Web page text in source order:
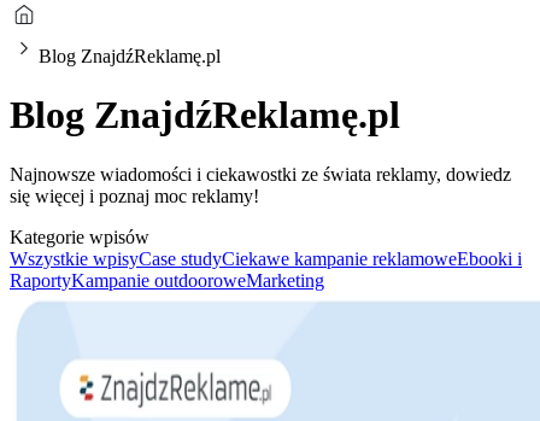
Blog ZnajdźReklamę.pl
Blog ZnajdźReklamę.pl
Najnowsze wiadomości i ciekawostki ze świata reklamy, dowiedz
się więcej i poznaj moc reklamy!
Kategorie wpisów
Wszystkie wpisyCase studyCiekawe kampanie reklamoweEbooki i
RaportyKampanie outdooroweMarketing